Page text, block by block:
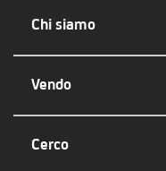
Chi siamo
Vendo
Cerco